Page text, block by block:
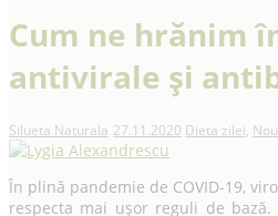
Cum ne hrănim
antivirale și
Silueta Naturala 27.11.2020 Dieta zilei
În plină pandemie de COVID-19,
respecta mai uşor reguli de